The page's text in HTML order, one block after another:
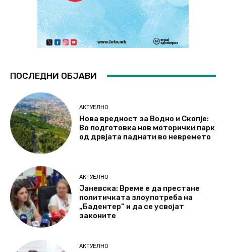
ПОСЛЕДНИ ОБЈАВИ
АКТУЕЛНО
Нова вредност за Водно и Скопје:
Во подготовка нов моторички парк
од дрвјата паднати во невремето
АКТУЕЛНО
Јаневска: Време е да престане
политичката злоупотреба на
„Бадентер“ и да се усвојат
законите
АКТУЕЛНО